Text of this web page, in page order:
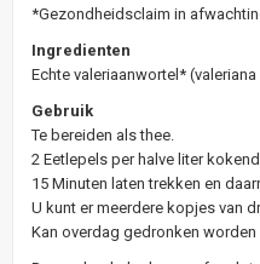
*Gezondheidsclaim in
Ingredienten
Echte valeriaanwortel*
Gebruik
Te bereiden als thee.
2 Eetlepels per halve liter
15 Minuten laten trekken en
U kunt er meerdere kopjes van
Kan overdag gedronken worden